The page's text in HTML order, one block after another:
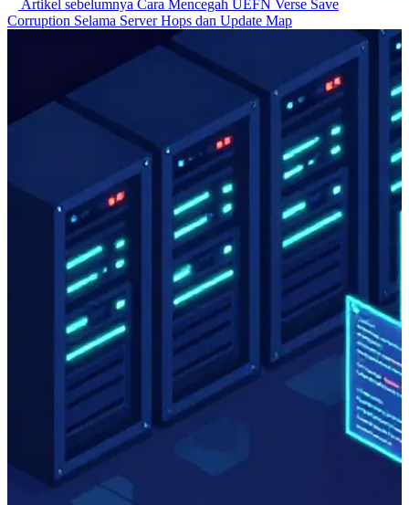
Artikel sebelumnya Cara Mencegah UEFN Verse Save
Corruption Selama Server Hops dan Update Map